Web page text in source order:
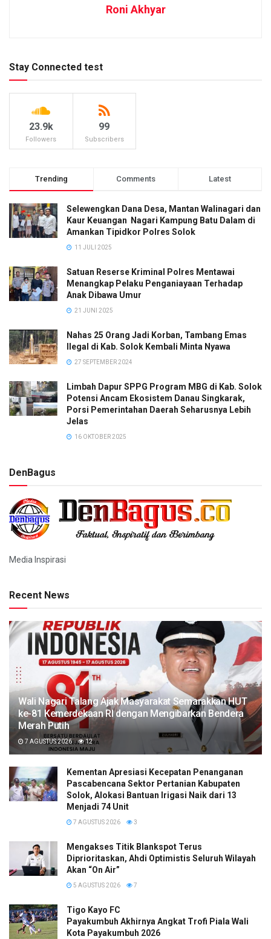
Roni Akhyar
Stay Connected test
23.9k
Followers
99
Subscribers
Trending Comments Latest
Selewengkan Dana Desa, Mantan Walinagari dan
Kaur Keuangan Nagari Kampung Batu Dalam di
Amankan Tipidkor Polres Solok
11 JULI 2025
Satuan Reserse Kriminal Polres Mentawai
Menangkap Pelaku Penganiayaan Terhadap
Anak Dibawa Umur
21 JUNI 2025
Nahas 25 Orang Jadi Korban, Tambang Emas
Ilegal di Kab. Solok Kembali Minta Nyawa
27 SEPTEMBER 2024
Limbah Dapur SPPG Program MBG di Kab. Solok
Potensi Ancam Ekosistem Danau Singkarak,
Porsi Pemerintahan Daerah Seharusnya Lebih
Jelas
16 OKTOBER 2025
DenBagus
Media Inspirasi
Recent News
Wali Nagari Talang Ajak Masyarakat Semarakkan HUT
ke-81 Kemerdekaan RI dengan Mengibarkan Bendera
Merah Putih
7 AGUSTUS 2026 12
Kementan Apresiasi Kecepatan Penanganan
Pascabencana Sektor Pertanian Kabupaten
Solok, Alokasi Bantuan Irigasi Naik dari 13
Menjadi 74 Unit
7 AGUSTUS 2026 3
Mengakses Titik Blankspot Terus
Diprioritaskan, Ahdi Optimistis Seluruh Wilayah
Akan “On Air”
5 AGUSTUS 2026 7
Tigo Kayo FC
Payakumbuh Akhirnya Angkat Trofi Piala Wali
Kota Payakumbuh 2026